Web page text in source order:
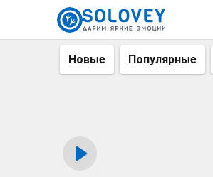
Новые Популярные